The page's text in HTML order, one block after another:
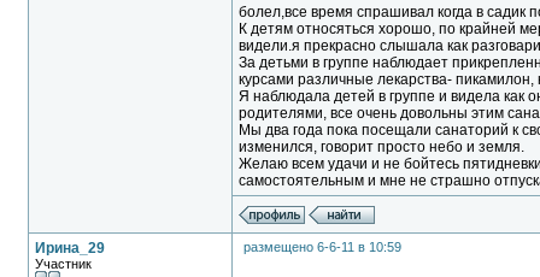
болел,все время спрашивал когда в садик
К детям относяться хорошо, по крайней
видели.я прекрасно слышала как
За детьми в группе наблюдает
курсами различные лекарства-
Я наблюдала детей в группе и видела как
родителями, все очень довольны этим
Мы два года пока посещали санаторий к
изменился, говорит просто небо и земля.
Желаю всем удачи и не бойтесь
самостоятельным и мне не страшно
Ирина_29
Участник
размещено 6-6-11 в 10:59